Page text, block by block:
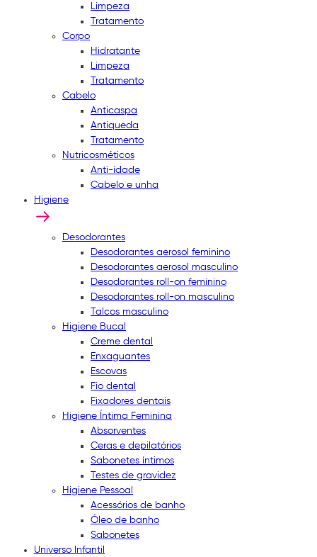
Limpeza
Tratamento
Corpo
Hidratante
Limpeza
Tratamento
Cabelo
Anticaspa
Antiqueda
Tratamento
Nutricosméticos
Anti-idade
Cabelo e unha
Higiene
Desodorantes
Desodorantes aerosol feminino
Desodorantes aerosol masculino
Desodorantes roll-on feminino
Desodorantes roll-on masculino
Talcos masculino
Higiene Bucal
Creme dental
Enxaguantes
Escovas
Fio dental
Fixadores dentais
Higiene Íntima Feminina
Absorventes
Ceras e depilatórios
Sabonetes íntimos
Testes de gravidez
Higiene Pessoal
Acessórios de banho
Óleo de banho
Sabonetes
Universo Infantil